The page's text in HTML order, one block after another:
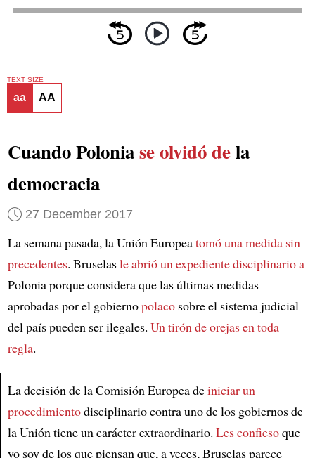
Article
TEXT SIZE
aa AA
Cuando Poloniase olvidó dela
democracia
27 December 2017
La semana pasada, la Unión Europeatomó una medida sin
precedentes. Bruselasle abrió un expediente disciplinario a
Polonia porque considera que las últimas medidas
aprobadas por el gobiernopolacosobre el sistema judicial
del país pueden ser ilegales. Un tirón de orejas en toda
regla.
La decisión de la Comisión Europea deiniciar un
procedimientodisciplinario contra uno de los gobiernos de
la Unión tiene un carácter extraordinario. Les confiesoque
yo soy de los que piensan que, a veces, Bruselas parece